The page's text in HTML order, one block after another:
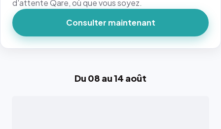
Du 08 au 14 août
d'attente Qare, où que vous soyez.
Consulter maintenant